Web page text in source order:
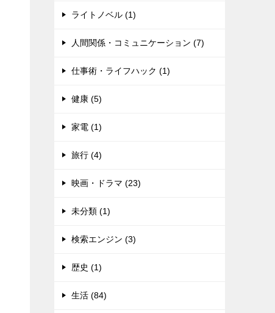
ライトノベル (1)
人間関係・コミュニケーション (7)
仕事術・ライフハック (1)
健康 (5)
家電 (1)
旅行 (4)
映画・ドラマ (23)
未分類 (1)
検索エンジン (3)
歴史 (1)
生活 (84)